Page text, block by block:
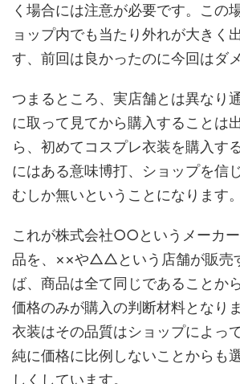
く場合には注意が必要です。この
ョップ内でも当たり外れが大きく
す、前回は良かったのに今回はダ
つまるところ、実店舗とは異なり
に取って見てから購入することは
ら、初めてコスプレ衣装を購入す
にはある意味博打、ショップを信
むしか無いということになります。
これが株式会社○○というメーカ
品を、××や△△という店舗が販売
ば、商品は全て同じであることか
価格のみが購入の判断材料となり
衣装はその品質はショップによっ
純に価格に比例しないことからも
しくしています。